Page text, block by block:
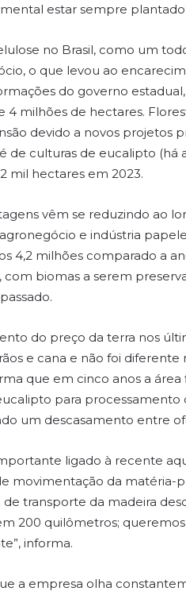
estar sempre
no Brasil, como um
o que levou ao
do governo
4 milhões de hectares.
devido a novos projetos
de culturas de eucalipto (há
mil hectares em 2023.
vêm se reduzindo ao
e indústria
4,2 milhões comparado a
biomas a serem
do preço da terra nos
e cana e não foi
que em cinco anos a
para
um descasamento entre
ligado à recente
movimentação da matéria-
transporte da madeira
200 quilômetros;
informa.
a empresa olha